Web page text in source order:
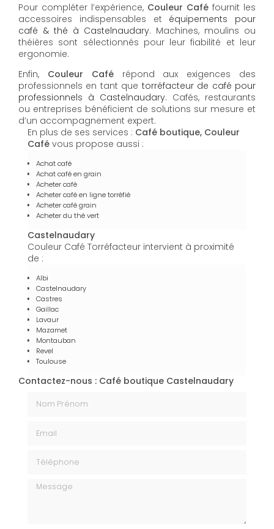
Pour compléter l’expérience, Couleur Café fournit les
accessoires indispensables et équipements pour
café & thé à Castelnaudary. Machines, moulins ou
théières sont sélectionnés pour leur fiabilité et leur
ergonomie.
Enfin, Couleur Caférépond aux exigences des
professionnels en tant que torréfacteur de café pour
professionnels à Castelnaudary. Cafés, restaurants
ou entreprises bénéficient de solutions sur mesure et
d’un accompagnement expert.
En plus de ses services : Café boutique, Couleur
Café vous propose aussi :
Achat café
Achat café en grain
Acheter café
Acheter café en ligne torréfié
Acheter café grain
Acheter du thé vert
Castelnaudary
Couleur Café Torréfacteur intervient à proximité
de :
Albi
Castelnaudary
Castres
Gaillac
Lavaur
Mazamet
Montauban
Revel
Toulouse
Contactez-nous : Café boutique Castelnaudary
Message